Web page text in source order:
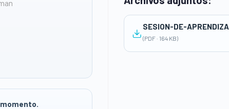
SESION-DE-
(PDF · 164 KB)